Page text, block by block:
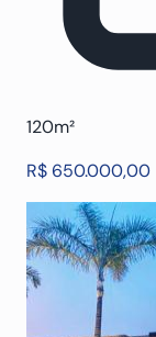
120m²
R$ 650.000,00